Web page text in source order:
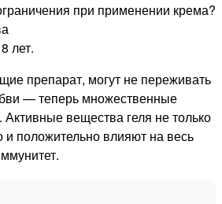
при применении крема?
лет.
препарат, могут не переживать
— теперь множественные
вещества геля не только
и положительно влияют на весь